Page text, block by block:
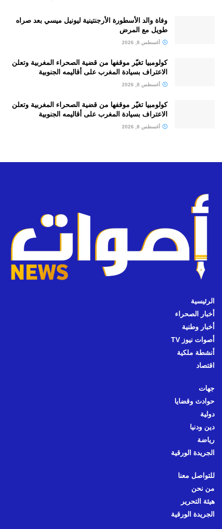
وفاة والد الأسطورة الأرجنتينية ليونيل ميسي بعد صراه
طويل مع المرض
أغسطس 8, 2026
كولومبيا تغيّر موقفها من قضية الصحراء المغربية وتعلن
الاعتراف بسيادة المغرب على أقاليمه الجنوبية
أغسطس 8, 2026
كولومبيا تغيّر موقفها من قضية الصحراء المغربية وتعلن
الاعتراف بسيادة المغرب على أقاليمه الجنوبية
أغسطس 8, 2026
الرئيسية
أخبار الصحراء
أخبار وطنية
أصوات نيوز TV
أنشطة ملكية
اقتصاد
جهات
حوادث وقضايا
دولية
دين ودنيا
رياضة
الجريدة الورقية
للتواصل معنا
من نحن
هيئة التحرير
الجريدة الورقية